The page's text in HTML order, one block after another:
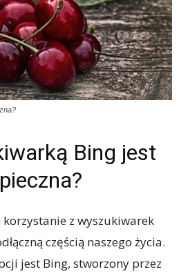
Bing jest
korzystanie z wyszukiwarek
częścią naszego życia.
jest Bing, stworzony przez